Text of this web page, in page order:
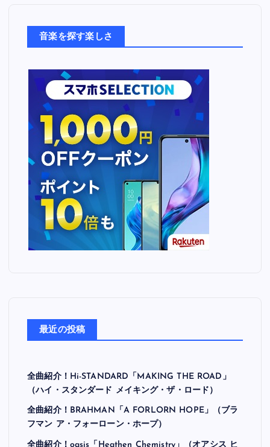
音楽を探す楽しさ
最近の投稿
全曲紹介！Hi-STANDARD「MAKING THE ROAD」
（ハイ・スタンダード メイキング・ザ・ロード）
全曲紹介！BRAHMAN「A FORLORN HOPE」（ブラ
フマン ア・フォーローン・ホープ）
全曲紹介！oasis「Heathen Chemistry」（オアシス ヒ